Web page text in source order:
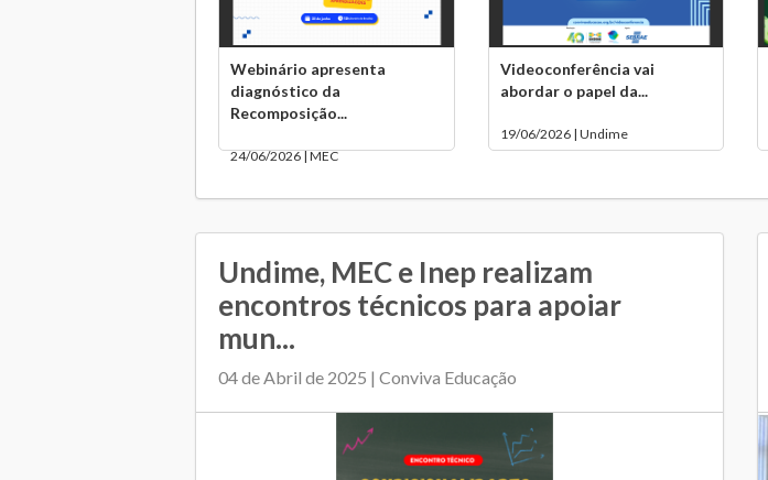
Webinário apresenta
diagnóstico da
Recomposição...
24/06/2026 | MEC
Videoconferência vai
abordar o papel da...
19/06/2026 | Undime
Undime, MEC e Inep realizam
encontros técnicos para apoiar
mun...
04 de Abril de 2025 | Conviva Educação